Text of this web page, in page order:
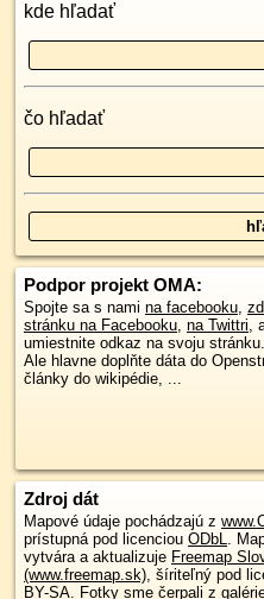
kde hľadať
čo hľadať
Podpor projekt OMA:
Spojte sa s nami na facebooku,
stránku na Facebooku, na Twittri,
umiestnite odkaz na svoju stránku.
Ale hlavne doplňte dáta do
články do wikipédie, ...
Zdroj dát
Mapové údaje pochádzajú z
prístupná pod licenciou ODbL.
vytvára a aktualizuje Freemap
(www.freemap.sk), šíriteľný pod
BY-SA. Fotky sme čerpali z